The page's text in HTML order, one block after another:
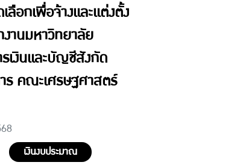
ลือกเพื่อจ้างและแต่งตั้ง
านมหาวิทยาลัย
เงินและบัญชีสังกัด
ร คณะเศรษฐศาสตร์
เงินงบประมาณ